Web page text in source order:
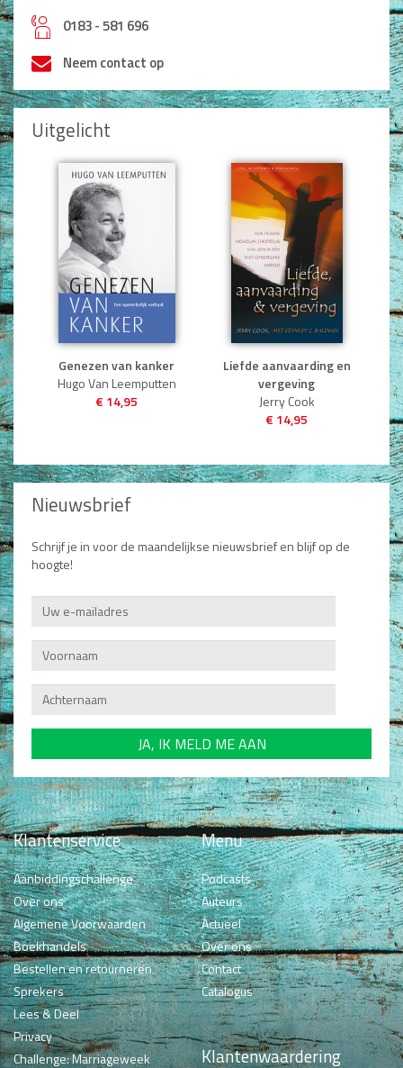
h0183 - 581 696
Neem contact op
Uitgelicht
Genezen van kanker
Hugo Van Leemputten
€ 14,95
Liefde aanvaarding en
vergeving
Jerry Cook
€ 14,95
Nieuwsbrief
Schrijf je in voor de maandelijkse nieuwsbrief en blijf op de
hoogte!
Klantenservice
Aanbiddingschallenge
Over ons
Algemene Voorwaarden
Boekhandels
Bestellen en retourneren
Sprekers
Lees & Deel
Privacy
Challenge: Marriageweek
Menu
Podcasts
Auteurs
Actueel
Over ons
Contact
Catalogus
Klantenwaardering